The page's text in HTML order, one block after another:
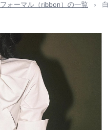
フォーマル（ribbon）の一覧 ›